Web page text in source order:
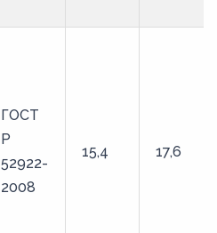
ГОСТ
Р
52922-
2008
15,4 17,6